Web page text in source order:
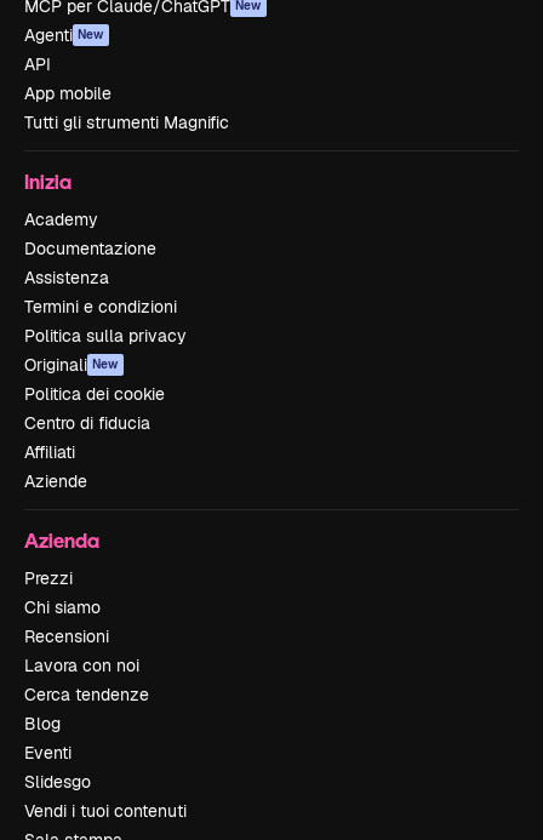
MCP per Claude/ChatGPT New
Agenti New
API
App mobile
Tutti gli strumenti Magnific
Inizia
Academy
Documentazione
Assistenza
Termini e condizioni
Politica sulla privacy
Originali New
Politica dei cookie
Centro di fiducia
Affiliati
Aziende
Azienda
Prezzi
Chi siamo
Recensioni
Lavora con noi
Cerca tendenze
Blog
Eventi
Slidesgo
Vendi i tuoi contenuti